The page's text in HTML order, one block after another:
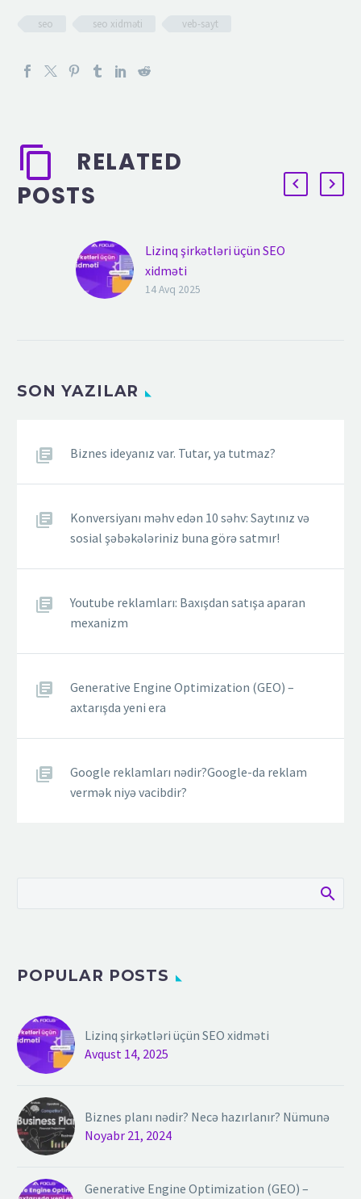
seo seo xidməti veb-sayt
RELATED
POSTS
Lizinq şirkətləri üçün SEO
xidməti
Müasir biznes mühiti
gətirir. Xüsusilə maliyyə
14 Avq 2025
SON YAZILAR
Biznes ideyanız var. Tutar, ya tutmaz?
Konversiyanı məhv edən 10 səhv: Saytınız və
sosial şəbəkələriniz buna görə satmır!
Youtube reklamları: Baxışdan satışa aparan
mexanizm
Generative Engine Optimization (GEO) –
axtarışda yeni era
Google reklamları nədir?Google-da reklam
vermək niyə vacibdir?
POPULAR POSTS
Lizinq şirkətləri üçün SEO xidməti
Avqust 14, 2025
Biznes planı nədir? Necə hazırlanır? Nümunə
Noyabr 21, 2024
Generative Engine Optimization (GEO) –